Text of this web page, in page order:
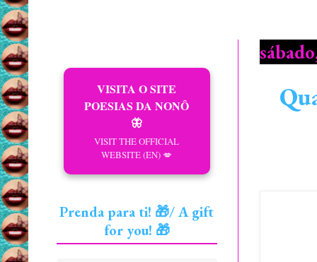
VISITA O SITE
POESIAS DA NONÔ
🦋
VISIT THE OFFICIAL
WEBSITE (EN) 💋
Prenda para ti! 🎁/ A gift
for you! 🎁